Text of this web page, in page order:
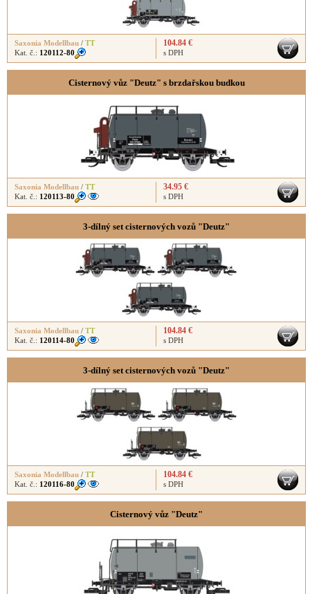
Saxonia Modellbau / TT
Kat. č.: 120112-80
104.84 €
s DPH
Cisternový vůz "Deutz" s brzdařskou budkou
Saxonia Modellbau / TT
Kat. č.: 120113-80
34.95 €
s DPH
3-dílný set cisternových vozů "Deutz"
Saxonia Modellbau / TT
Kat. č.: 120114-80
104.84 €
s DPH
3-dílný set cisternových vozů "Deutz"
Saxonia Modellbau / TT
Kat. č.: 120116-80
104.84 €
s DPH
Cisternový vůz "Deutz"